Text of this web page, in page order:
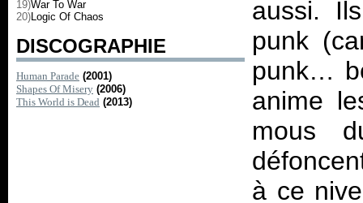
19)War To War
20)Logic Of Chaos
DISCOGRAPHIE
Human Parade (2001)
Shapes Of Misery (2006)
This World is Dead (2013)
aussi.
punk
punk…
anime
mous
à ce